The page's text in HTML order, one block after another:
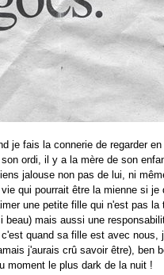
je fais la connerie de regarder
ordi, il y a la mère de son
jalouse non pas de lui, ni
qui pourrait être la mienne si je
une petite fille qui n'est pas la
beau) mais aussi une
quand sa fille est avec nous,
j'aurais crû savoir être), ben
moment le plus dark de la nuit !